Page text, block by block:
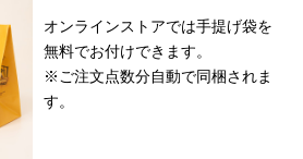
オンラインストアでは手提げ袋を
無料でお付けできます。
※ご注文点数分自動で同梱されま
す。